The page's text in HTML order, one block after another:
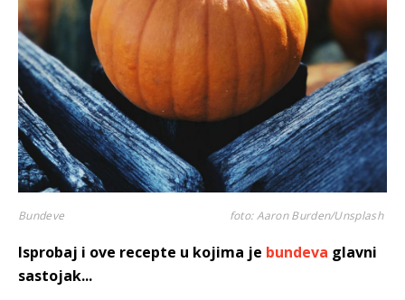
Bundeve foto: Aaron Burden/Unsplash
Isprobaj i ove recepte u kojima je bundeva glavni
sastojak...